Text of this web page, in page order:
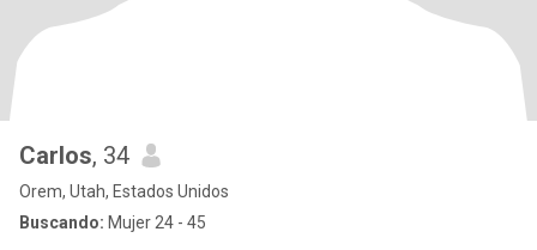
Carlos, 34
Orem, Utah, Estados Unidos
Buscando: Mujer 24 - 45